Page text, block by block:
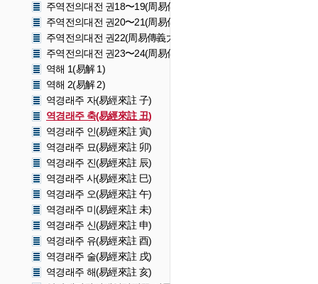
주역전의대전 권18〜19(周易傳義大全 卷十八〜十九)
주역전의대전 권20〜21(周易傳義大全 卷二十〜二十一)
주역전의대전 권22(周易傳義大全 卷二十二)
주역전의대전 권23〜24(周易傳義大全 卷二十三〜二十四)
역해 1(易解 1)
역해 2(易解 2)
역경래주 자(易經來註 子)
역경래주 축(易經來註 丑)
역경래주 인(易經來註 寅)
역경래주 묘(易經來註 卯)
역경래주 진(易經來註 辰)
역경래주 사(易經來註 巳)
역경래주 오(易經來註 午)
역경래주 미(易經來註 未)
역경래주 신(易經來註 申)
역경래주 유(易經來註 酉)
역경래주 술(易經來註 戌)
역경래주 해(易經來註 亥)